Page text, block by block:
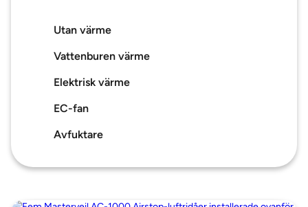
Utan värme
Vattenburen värme
Elektrisk värme
EC-fan
Avfuktare